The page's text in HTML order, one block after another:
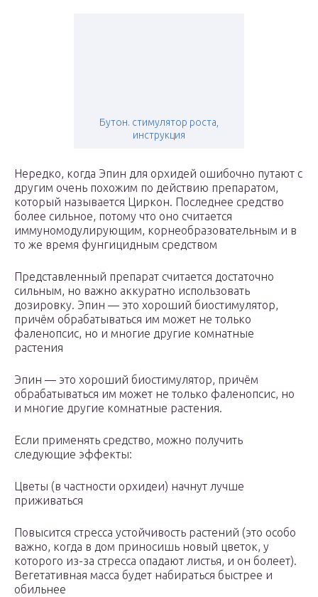
Бутон. стимулятор роста,
инструкция
Нередко, когда Эпин для орхидей ошибочно путают с
другим очень похожим по действию препаратом,
который называется Циркон. Последнее средство
более сильное, потому что оно считается
иммуномодулирующим, корнеобразовательным и в
то же время фунгицидным средством
Представленный препарат считается достаточно
сильным, но важно аккуратно использовать
дозировку. Эпин — это хороший биостимулятор,
причём обрабатываться им может не только
фаленопсис, но и многие другие комнатные
растения
Эпин — это хороший биостимулятор, причём
обрабатываться им может не только фаленопсис, но
и многие другие комнатные растения.
Если применять средство, можно получить
следующие эффекты:
Цветы (в частности орхидеи) начнут лучше
приживаться
Повысится стресса устойчивость растений (это особо
важно, когда в дом приносишь новый цветок, у
которого из-за стресса опадают листья, и он болеет).
Вегетативная масса будет набираться быстрее и
обильнее